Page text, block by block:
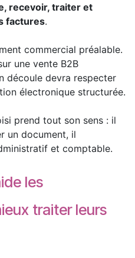
recevoir, traiter et
factures.
commercial préalable.
une vente B2B
découle devra respecter
électronique structurée.
prend tout son sens : il
un document, il
et comptable.
les
traiter leurs